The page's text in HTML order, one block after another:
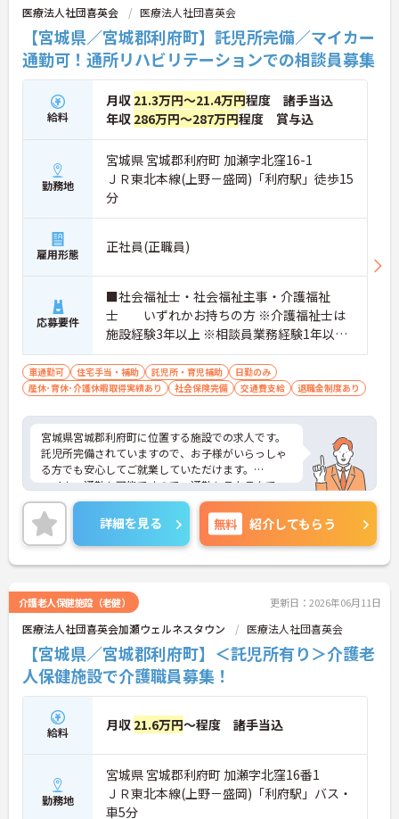
医療法人社団喜英会 医療法人社団喜英会
【宮城県／宮城郡利府町】託児所完備／マイカー
通勤可！通所リハビリテーションでの相談員募集
給料
月収 21.3万円～21.4万円程度 諸手当込
年収 286万円～287万円程度 賞与込
勤務地
宮城県 宮城郡利府町 加瀬字北窪16-1
ＪＲ東北本線(上野－盛岡)「利府駅」徒歩15
分
雇用形態 正社員(正職員)
応募要件
■社会福祉士・社会福祉主事・介護福祉
士 いずれかお持ちの方 ※介護福祉士は
施設経験3年以上 ※相談員業務経験1年以上
（社会福祉士・社会福祉主事は経験不問）
車通勤可 住宅手当・補助 託児所・育児補助
日勤のみ
産休･育休･介護休暇取得実績あり
社会保険完備 交通費支給 退職金制度あり
宮城県宮城郡利府町に位置する施設での求人です。
託児所完備されていますので、お子様がいらっしゃ
る方でも安心してご就業していただけます。
マイカー通勤も可能ですので、通勤もラクラクで
す！
ご興味のある方はお気軽にお問い合わせ下さい。
詳細を見る 無料 紹介してもらう
介護老人保健施設（老健） 更新日：2026年06月11日
医療法人社団喜英会加瀬ウェルネスタウン 医療法人社団喜英会
【宮城県／宮城郡利府町】＜託児所有り＞介護老
人保健施設で介護職員募集！
給料 月収 21.6万円～程度 諸手当込
勤務地
宮城県 宮城郡利府町 加瀬字北窪16番1
ＪＲ東北本線(上野－盛岡)「利府駅」バス・
車5分